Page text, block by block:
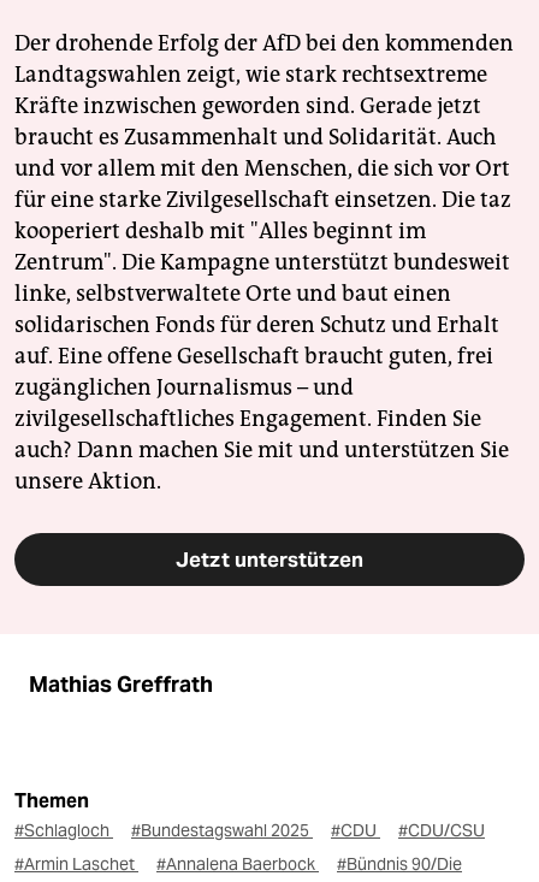
Der drohende Erfolg der AfD bei den kommenden
Landtagswahlen zeigt, wie stark rechtsextreme
Kräfte inzwischen geworden sind. Gerade jetzt
braucht es Zusammenhalt und Solidarität. Auch
und vor allem mit den Menschen, die sich vor Ort
für eine starke Zivilgesellschaft einsetzen. Die taz
kooperiert deshalb mit "Alles beginnt im
Zentrum". Die Kampagne unterstützt bundesweit
linke, selbstverwaltete Orte und baut einen
solidarischen Fonds für deren Schutz und Erhalt
auf. Eine offene Gesellschaft braucht guten, frei
zugänglichen Journalismus – und
zivilgesellschaftliches Engagement. Finden Sie
auch? Dann machen Sie mit und unterstützen Sie
unsere Aktion.
Jetzt unterstützen
Mathias Greffrath
Themen
#Schlagloch #Bundestagswahl 2025 #CDU
#CDU/CSU
#Armin Laschet
#Annalena Baerbock
#Bündnis 90/Die